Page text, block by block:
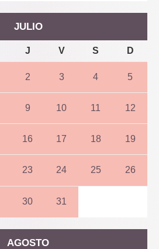
JULIO
J V S D
2 3 4 5
9 10 11 12
16 17 18 19
23 24 25 26
30 31
AGOSTO